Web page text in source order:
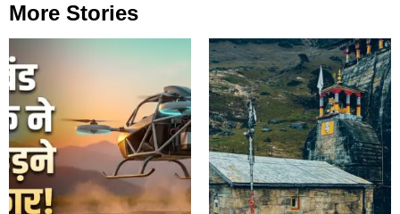
More Stories